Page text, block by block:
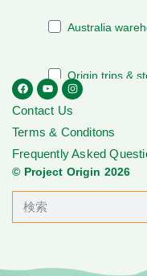
Contact Us
Terms & Conditons
Frequently Asked
© Project Origin 2026